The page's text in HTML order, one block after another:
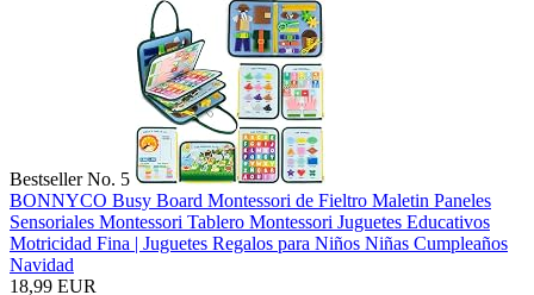
Bestseller No. 5
BONNYCO Busy Board Montessori de Fieltro Maletin Paneles
Sensoriales Montessori Tablero Montessori Juguetes Educativos
Motricidad Fina | Juguetes Regalos para Niños Niñas Cumpleaños
Navidad
18,99 EUR